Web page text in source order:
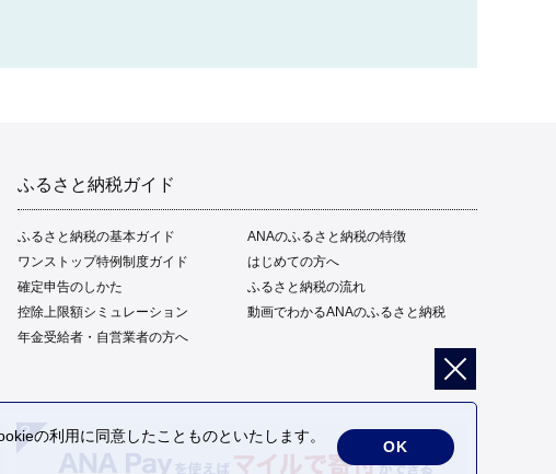
ふるさと納税ガイド
ふるさと納税の基本ガイド
ANAのふるさと納税の特徴
ワンストップ特例制度ガイド
はじめての方へ
確定申告のしかた
ふるさと納税の流れ
控除上限額シミュレーション
動画でわかるANAのふるさと納税
年金受給者・自営業者の方へ
の利用に同意したことものといたします。
OK